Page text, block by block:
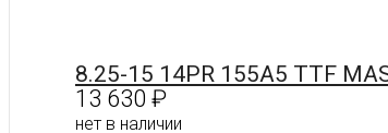
8.25-15 14PR 155A5 TTF
13 630 ₽
нет в наличии